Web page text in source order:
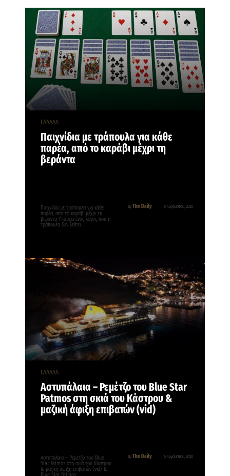
ΕΛΛΑΔΑ
Παιχνίδια με τράπουλα για κάθε
παρέα, από το καράβι μέχρι τη
βεράντα
By The Daily 6 Αυγούστου, 2026
Παιχνίδια με τράπουλα για κάθε
παρέα, από το καράβι μέχρι τη
βεράντα Υπάρχει ένας λόγος που η
τράπουλα δεν λείπει…
ΕΛΛΑΔΑ
Αστυπάλαια – Ρεμέτζο του Blue Star
Patmos στη σκιά του Κάστρου &
μαζική άφιξη επιβατών (vid)
By The Daily 6 Αυγούστου, 2026
Αστυπάλαια – Ρεμέτζο του Blue
Star Patmos στη σκιά του Κάστρου
& μαζική άφιξη επιβατών (vid) Το